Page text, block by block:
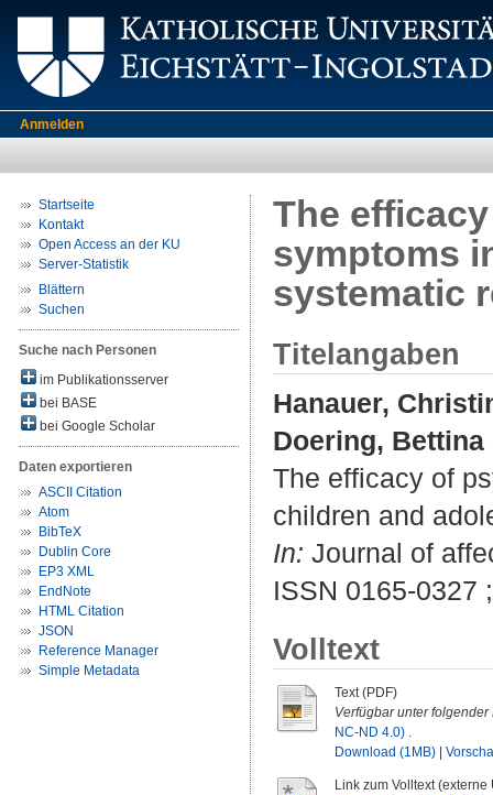
Anmelden
Startseite
Kontakt
Open Access an der KU
Server-Statistik
Blättern
Suchen
Suche nach Personen
im Publikationsserver
bei BASE
bei Google Scholar
Daten exportieren
ASCII Citation
Atom
BibTeX
Dublin Core
EP3 XML
EndNote
HTML Citation
JSON
Reference Manager
Simple Metadata
The
symptoms
systematic
Titelangaben
Hanauer,
Doering, Bettina
The efficacy of
children and
In: Journal of
ISSN 0165-0327
Volltext
Text (PDF)
Verfügbar unter folgender
NC-ND 4.0) .
Download (1MB)
Link zum Volltext (externe